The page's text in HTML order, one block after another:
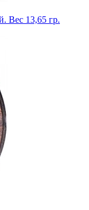
Вес 13,65 гр.